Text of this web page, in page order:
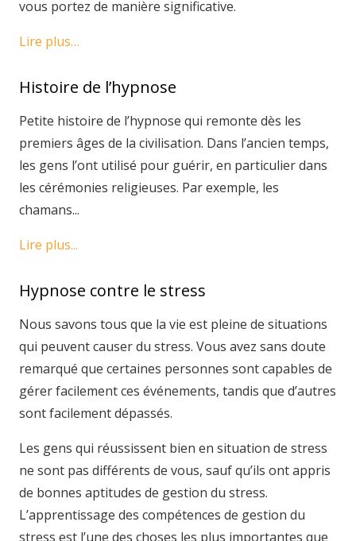
vous portez de manière significative.
Lire plus…
Histoire de l’hypnose
Petite histoire de l’hypnose qui remonte dès les
premiers âges de la civilisation. Dans l’ancien temps,
les gens l’ont utilisé pour guérir, en particulier dans
les cérémonies religieuses. Par exemple, les
chamans...
Lire plus...
Hypnose contre le stress
Nous savons tous que la vie est pleine de situations
qui peuvent causer du stress. Vous avez sans doute
remarqué que certaines personnes sont capables de
gérer facilement ces événements, tandis que d’autres
sont facilement dépassés.
Les gens qui réussissent bien en situation de stress
ne sont pas différents de vous, sauf qu’ils ont appris
de bonnes aptitudes de gestion du stress.
L’apprentissage des compétences de gestion du
stress est l’une des choses les plus importantes que